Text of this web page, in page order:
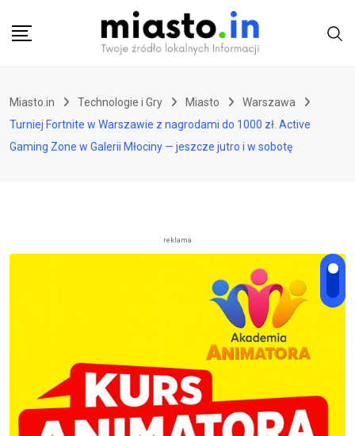
Miasto.in Technologie i Gry Miasto
Warszawa
Turniej Fortnite w Warszawie z nagrodami do 1000 zł. Active
Gaming Zone w Galerii Młociny — jeszcze jutro i w sobotę
reklama